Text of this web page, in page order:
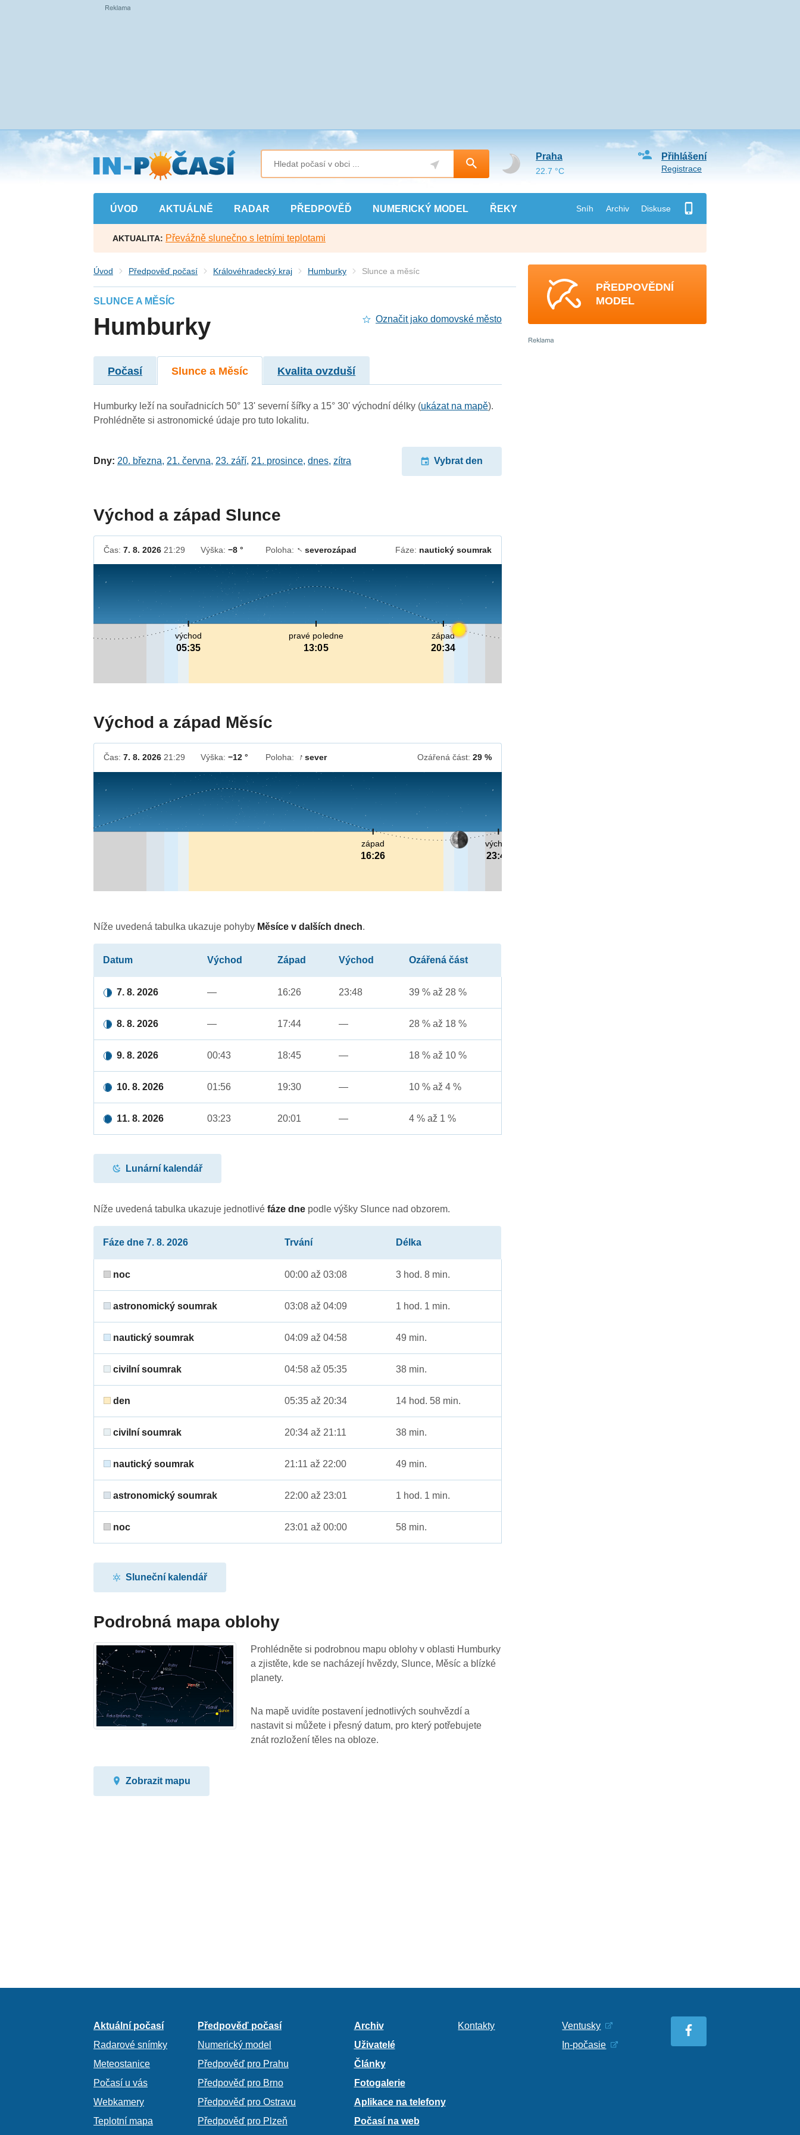
Přejít
na
hlavní
obsah
ÚVOD AKTUÁLNĚ RADAR PŘEDPOVĚĎ NUMERICKÝ MODEL ŘEKY Sníh Archiv Diskuse
Přihlášení
Registrace
Praha
22.7 °C
AKTUALITA: Převážně slunečno s letními teplotami
Úvod Předpověď počasí Královéhradecký kraj Humburky Slunce a měsíc
SLUNCE A MĚSÍC
Humburky Označit jako domovské město
Počasí Slunce a Měsíc Kvalita ovzduší
Humburky leží na souřadnicích 50° 13' severní šířky a 15° 30' východní délky (ukázat na mapě).
Prohlédněte si astronomické údaje pro tuto lokalitu.
Dny: 20. března, 21. června, 23. září, 21. prosince,dnes,zítra Vybrat den
Východ a západ Slunce
Čas:7. 8. 2026 21:29 Výška:−8 ° Poloha: ↓severozápad Fáze: nautický soumrak
pravé poledne
13:05
východ
05:35
západ
20:34
Východ a západ Měsíc
Čas:7. 8. 2026 21:29 Výška:−12 ° Poloha: ↓ sever Ozářená část: 29 %
východ
23:48
západ
16:26
Níže uvedená tabulka ukazuje pohyby Měsíce v dalších dnech.
Datum Východ Západ Východ Ozářená část
7. 8. 2026 — 16:26 23:48 39 % až 28 %
8. 8. 2026 — 17:44 — 28 % až 18 %
9. 8. 2026 00:43 18:45 — 18 % až 10 %
10. 8. 2026 01:56 19:30 — 10 % až 4 %
11. 8. 2026 03:23 20:01 — 4 % až 1 %
Lunární kalendář
Níže uvedená tabulka ukazuje jednotlivéfáze dne podle výšky Slunce nad obzorem.
Fáze dne 7. 8. 2026 Trvání Délka
noc 00:00 až 03:08 3 hod. 8 min.
astronomický soumrak 03:08 až 04:09 1 hod. 1 min.
nautický soumrak 04:09 až 04:58 49 min.
civilní soumrak 04:58 až 05:35 38 min.
den 05:35 až 20:34 14 hod. 58 min.
civilní soumrak 20:34 až 21:11 38 min.
nautický soumrak 21:11 až 22:00 49 min.
astronomický soumrak 22:00 až 23:01 1 hod. 1 min.
noc 23:01 až 00:00 58 min.
Sluneční kalendář
Podrobná mapa oblohy
Prohlédněte si podrobnou mapu oblohy v oblasti Humburky
a zjistěte, kde se nacházejí hvězdy, Slunce, Měsíc a blízké
planety.
Na mapě uvidíte postavení jednotlivých souhvězdí a
nastavit si můžete i přesný datum, pro který potřebujete
znát rozložení těles na obloze.
Zobrazit mapu
PŘEDPOVĚDNÍ
MODEL
Aktuální počasí
Radarové snímky
Meteostanice
Počasí u vás
Webkamery
Teplotní mapa
Předpověď počasí
Numerický model
Předpověď pro Prahu
Předpověď pro Brno
Předpověď pro Ostravu
Předpověď pro Plzeň
Archiv
Uživatelé
Články
Fotogalerie
Aplikace na telefony
Počasí na web
Kontakty
Ventusky
In-počasie